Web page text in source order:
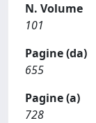
N. Volume
101
Pagine (da)
655
Pagine (a)
728